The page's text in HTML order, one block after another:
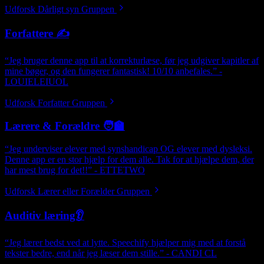
Udforsk Dårligt syn Gruppen
Forfattere ✍️
“Jeg bruger denne app til at korrekturlæse, før jeg udgiver kapitler af
mine bøger, og den fungerer fantastisk! 10/10 anbefales.” -
LOUIELEIUOL
Udforsk Forfatter Gruppen
Lærere & Forældre 🧑‍🏫
“Jeg underviser elever med synshandicap OG elever med dysleksi.
Denne app er en stor hjælp for dem alle. Tak for at hjælpe dem, der
har mest brug for det!!” - ETTETWO
Udforsk Lærer eller Forælder Gruppen
Auditiv læring👂
“Jeg lærer bedst ved at lytte. Speechify hjælper mig med at forstå
tekster bedre, end når jeg læser dem stille.” - CANDI CL